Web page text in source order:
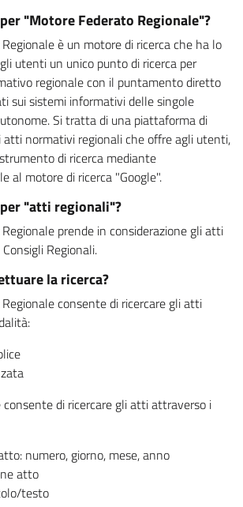
"Motore Federato Regionale"?
è un motore di ricerca che ha lo
utenti un unico punto di ricerca per
regionale con il puntamento diretto
sui sistemi informativi delle singole
Si tratta di una piattaforma di
atti normativi regionali che offre agli utenti,
di ricerca mediante
al motore di ricerca "Google".
"atti regionali"?
prende in considerazione gli atti
Regionali.
la ricerca?
consente di ricercare gli atti
consente di ricercare gli atti attraverso i
numero, giorno, mese, anno
atto
testo